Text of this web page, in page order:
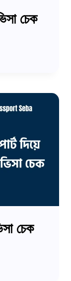
চেক
চেক